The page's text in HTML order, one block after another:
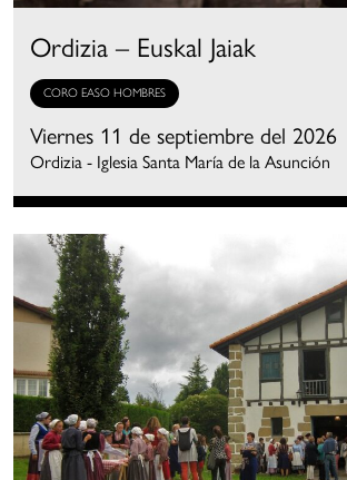
Ordizia – Euskal Jaiak
CORO EASO HOMBRES
Viernes 11 de septiembre del 2026
Ordizia - Iglesia Santa María de la Asunción